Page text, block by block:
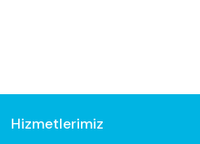
Hizmetlerimiz